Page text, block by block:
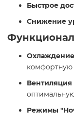
Быстрое
Снижение
комфортную
Режимы